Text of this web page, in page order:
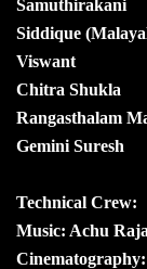
Samuthirakani
Siddique
Viswant
Chitra Shukla
Rangasthalam
Gemini Suresh
Technical Crew:
Music: Achu